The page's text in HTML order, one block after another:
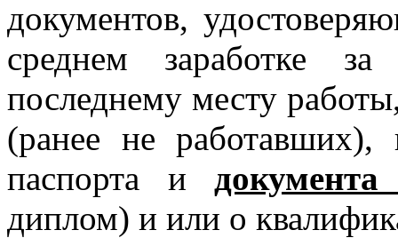
документов,
среднем заработке
последнему месту
(ранее не
паспорта и
диплом) и или о